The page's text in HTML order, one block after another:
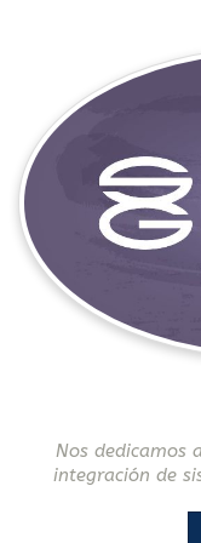
Nos dedicamos
integración de